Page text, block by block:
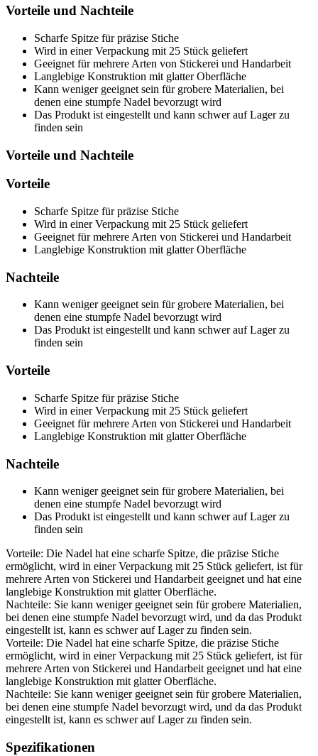
Vorteile und Nachteile
Scharfe Spitze für präzise Stiche
Wird in einer Verpackung mit 25 Stück geliefert
Geeignet für mehrere Arten von Stickerei und Handarbeit
Langlebige Konstruktion mit glatter Oberfläche
Kann weniger geeignet sein für grobere Materialien, bei
denen eine stumpfe Nadel bevorzugt wird
Das Produkt ist eingestellt und kann schwer auf Lager zu
finden sein
Vorteile und Nachteile
Vorteile
Scharfe Spitze für präzise Stiche
Wird in einer Verpackung mit 25 Stück geliefert
Geeignet für mehrere Arten von Stickerei und Handarbeit
Langlebige Konstruktion mit glatter Oberfläche
Nachteile
Kann weniger geeignet sein für grobere Materialien, bei
denen eine stumpfe Nadel bevorzugt wird
Das Produkt ist eingestellt und kann schwer auf Lager zu
finden sein
Vorteile
Scharfe Spitze für präzise Stiche
Wird in einer Verpackung mit 25 Stück geliefert
Geeignet für mehrere Arten von Stickerei und Handarbeit
Langlebige Konstruktion mit glatter Oberfläche
Nachteile
Kann weniger geeignet sein für grobere Materialien, bei
denen eine stumpfe Nadel bevorzugt wird
Das Produkt ist eingestellt und kann schwer auf Lager zu
finden sein
Vorteile: Die Nadel hat eine scharfe Spitze, die präzise Stiche
ermöglicht, wird in einer Verpackung mit 25 Stück geliefert, ist für
mehrere Arten von Stickerei und Handarbeit geeignet und hat eine
langlebige Konstruktion mit glatter Oberfläche.
Nachteile: Sie kann weniger geeignet sein für grobere Materialien,
bei denen eine stumpfe Nadel bevorzugt wird, und da das Produkt
eingestellt ist, kann es schwer auf Lager zu finden sein.
Vorteile: Die Nadel hat eine scharfe Spitze, die präzise Stiche
ermöglicht, wird in einer Verpackung mit 25 Stück geliefert, ist für
mehrere Arten von Stickerei und Handarbeit geeignet und hat eine
langlebige Konstruktion mit glatter Oberfläche.
Nachteile: Sie kann weniger geeignet sein für grobere Materialien,
bei denen eine stumpfe Nadel bevorzugt wird, und da das Produkt
eingestellt ist, kann es schwer auf Lager zu finden sein.
Spezifikationen